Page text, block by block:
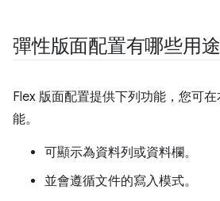
彈性版面配置有哪些用
Flex 版面配置提供下列功能，您可
能。
可顯示為資料列或資料欄。
並會遵循文件的寫入模式。